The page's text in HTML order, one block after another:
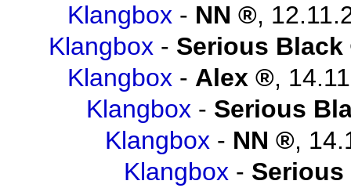
Klangbox - NN ,
Klangbox - Serious Black
Klangbox - Alex ,
Klangbox - Serious
Klangbox - NN ,
Klangbox -